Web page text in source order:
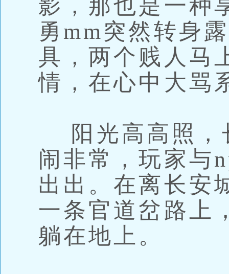
影，那也是一种
勇mm突然转身
具，两个贱人马
情，在心中大骂
阳光高高照，
闹非常，玩家与
出出。在离长安
一条官道岔路上
躺在地上。